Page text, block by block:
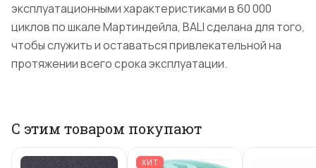
эксплуатационными характеристиками в 60 000
циклов по шкале Мартиндейла, BALI сделана для того,
чтобы служить и оставаться привлекательной на
протяжении всего срока эксплуатации.
С этим товаром покупают
ХИТ